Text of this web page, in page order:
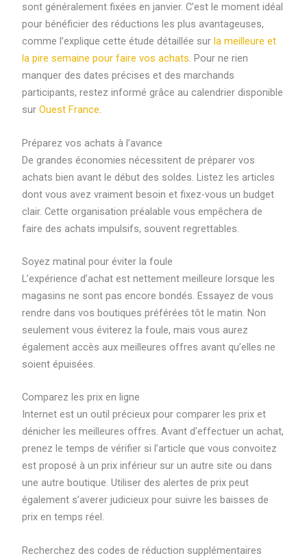
sont généralement fixées en janvier. C’est le moment idéal
pour bénéficier des réductions les plus avantageuses,
comme l’explique cette étude détaillée sur la meilleure et
la pire semaine pour faire vos achats. Pour ne rien
manquer des dates précises et des marchands
participants, restez informé grâce au calendrier disponible
sur Ouest France.
Préparez vos achats à l’avance
De grandes économies nécessitent de préparer vos
achats bien avant le début des soldes. Listez les articles
dont vous avez vraiment besoin et fixez-vous un budget
clair. Cette organisation préalable vous empêchera de
faire des achats impulsifs, souvent regrettables.
Soyez matinal pour éviter la foule
L’expérience d’achat est nettement meilleure lorsque les
magasins ne sont pas encore bondés. Essayez de vous
rendre dans vos boutiques préférées tôt le matin. Non
seulement vous éviterez la foule, mais vous aurez
également accès aux meilleures offres avant qu’elles ne
soient épuisées.
Comparez les prix en ligne
Internet est un outil précieux pour comparer les prix et
dénicher les meilleures offres. Avant d’effectuer un achat,
prenez le temps de vérifier si l’article que vous convoitez
est proposé à un prix inférieur sur un autre site ou dans
une autre boutique. Utiliser des alertes de prix peut
également s’averer judicieux pour suivre les baisses de
prix en temps réel.
Recherchez des codes de réduction supplémentaires